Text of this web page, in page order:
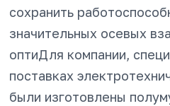
сохранить
значительных осевых
оптиДля компании,
поставках
были изготовлены